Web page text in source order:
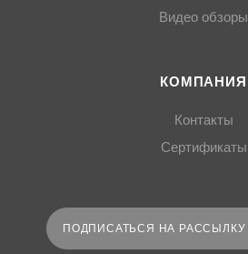
Видео обзоры
КОМПАНИЯ
Контакты
Сертификаты
ПОДПИСАТЬСЯ НА РАССЫЛКУ